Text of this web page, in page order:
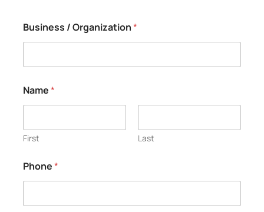
Business / Organization*
Name*
First Last
Phone*